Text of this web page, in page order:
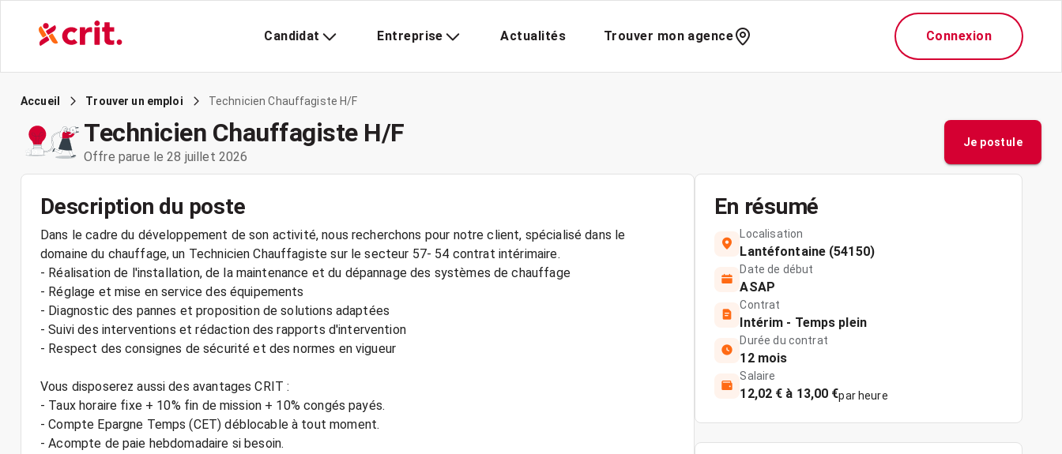
Candidat Entreprise Actualités Trouver mon agence Connexion
Accueil Trouver un emploi Technicien Chauffagiste H/F
Technicien Chauffagiste H/F
Offre parue le 28 juillet 2026
Je postule
Description du poste
Dans le cadre du développement de son activité, nous recherchons pour notre client, spécialisé dans le
domaine du chauffage, un Technicien Chauffagiste sur le secteur 57- 54 contrat intérimaire.
- Réalisation de l'installation, de la maintenance et du dépannage des systèmes de chauffage
- Réglage et mise en service des équipements
- Diagnostic des pannes et proposition de solutions adaptées
- Suivi des interventions et rédaction des rapports d'intervention
- Respect des consignes de sécurité et des normes en vigueur
Vous disposerez aussi des avantages CRIT :
- Taux horaire fixe + 10% fin de mission + 10% congés payés.
- Compte Epargne Temps (CET) déblocable à tout moment.
- Acompte de paie hebdomadaire si besoin.
En résumé
Localisation
Lantéfontaine (54150)
Date de début
ASAP
Contrat
Intérim - Temps plein
Durée du contrat
12 mois
Salaire
12,02 € à 13,00 €par heure